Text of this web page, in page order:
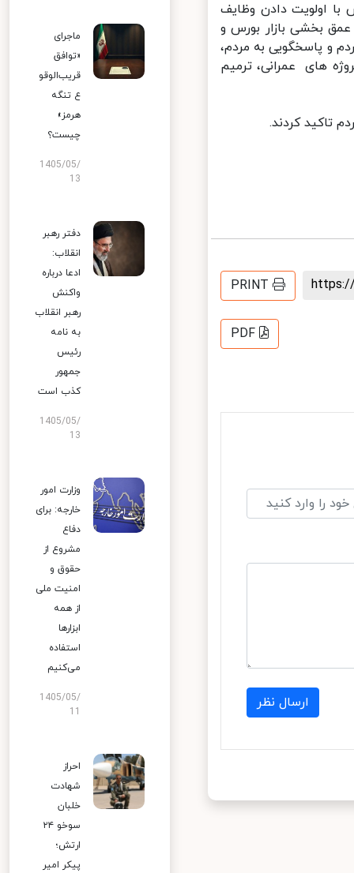
اولویت دادن وظایف
بخشی بازار بورس و
و پاسخگویی به مردم،
های عمرانی، ترمیم
کردند.
PRINT
PDF
ارسال نظر
ماجرای
«توافق
قریب‌الوقو
ع تنگه
هرمز»
چیست؟
1405/05/
13
دفتر رهبر
انقلاب:
ادعا درباره
واکنش
رهبر انقلاب
به نامه
رئیس
جمهور
کذب است
1405/05/
13
وزارت امور
خارجه: برای
دفاع
مشروع از
حقوق و
امنیت ملی
از همه
ابزارها
استفاده
می‌کنیم
1405/05/
احراز
شهادت
خلبان
سوخو ۲۴
ارتش؛
پیکر امیر